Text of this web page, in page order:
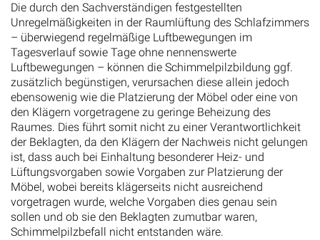
Die durch den Sachverständigen festgestellten
Unregelmäßigkeiten in der Raumlüftung des Schlafzimmers
– überwiegend regelmäßige Luftbewegungen im
Tagesverlauf sowie Tage ohne nennenswerte
Luftbewegungen – können die Schimmelpilzbildung ggf.
zusätzlich begünstigen, verursachen diese allein jedoch
ebensowenig wie die Platzierung der Möbel oder eine von
den Klägern vorgetragene zu geringe Beheizung des
Raumes. Dies führt somit nicht zu einer Verantwortlichkeit
der Beklagten, da den Klägern der Nachweis nicht gelungen
ist, dass auch bei Einhaltung besonderer Heiz- und
Lüftungsvorgaben sowie Vorgaben zur Platzierung der
Möbel, wobei bereits klägerseits nicht ausreichend
vorgetragen wurde, welche Vorgaben dies genau sein
sollen und ob sie den Beklagten zumutbar waren,
Schimmelpilzbefall nicht entstanden wäre.